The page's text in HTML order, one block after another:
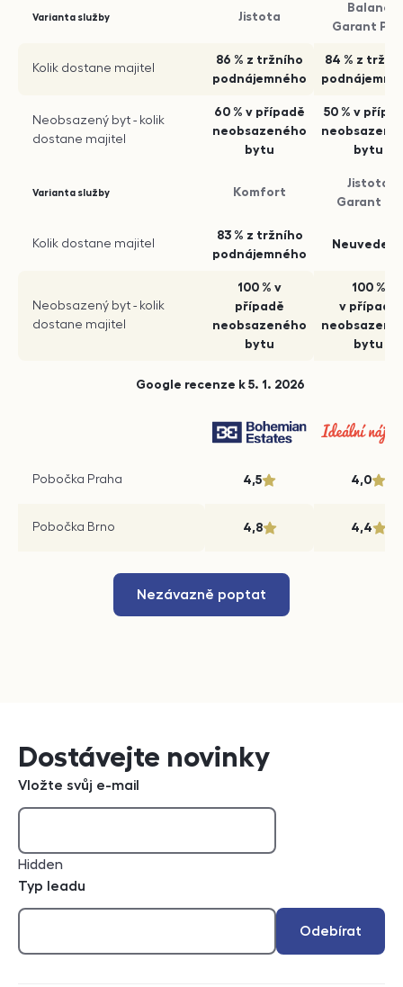
Varianta služby Jistota
Balanc
Garant
Kolik dostane majitel
86 % z tržního
podnájemného
84 % z
Neobsazený byt - kolik
dostane majitel
60 % v případě
neobsazeného
bytu
50 % v
bytu
Varianta služby Komfort
Jistota
Garant Fix
Kolik dostane majitel
83 % z tržního
podnájemného
Neobsazený byt - kolik
dostane majitel
100 % v
případě
neobsazeného
bytu
100 %
v případě
bytu
Google recenze k 5. 1. 2026
Pobočka Praha 4,5 4,0
Pobočka Brno 4,8 4,4
Nezávazně poptat
Dostávejte novinky
Vložte svůj e-mail
Hidden
Typ leadu
Odebírat